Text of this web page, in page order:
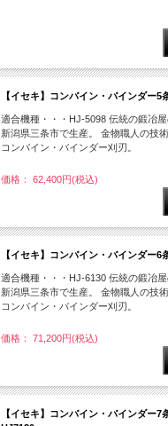
【イセキ】コンバイン・バインダー5
適合機種・・・HJ-5098 伝統の鍛冶屋
新潟県三条市で生産。 金物職人の技
コンバイン・バインダー刈刃。
価格： 62,400円(税込)
【イセキ】コンバイン・バインダー6
適合機種・・・HJ-6130 伝統の鍛冶屋
新潟県三条市で生産。 金物職人の技
コンバイン・バインダー刈刃。
価格： 71,200円(税込)
【イセキ】コンバイン・バインダー7